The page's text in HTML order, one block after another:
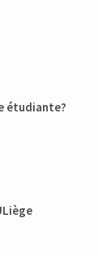
étudiante?